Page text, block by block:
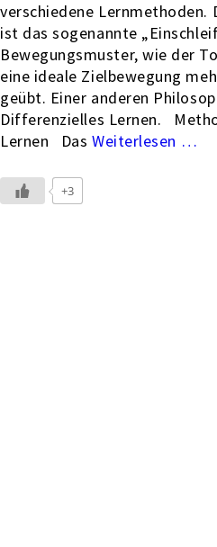
verschiedene
ist das sogenannte
Bewegungsmuster, wie der
eine ideale Zielbewegung
geübt. Einer anderen
Differenzielles Lernen.
Lernen Das
…
+3